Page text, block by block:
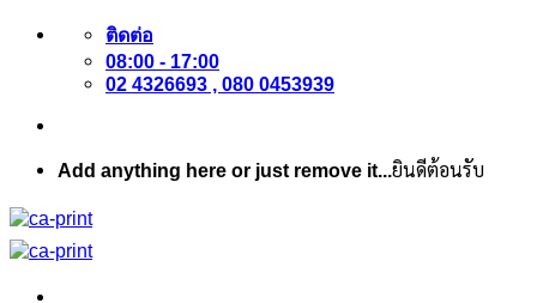
ข้าม
ติดต่อ
08:00 - 17:00
02 4326693 , 080 0453939
Add anything here or just remove it...ยินดีต้อนรับ